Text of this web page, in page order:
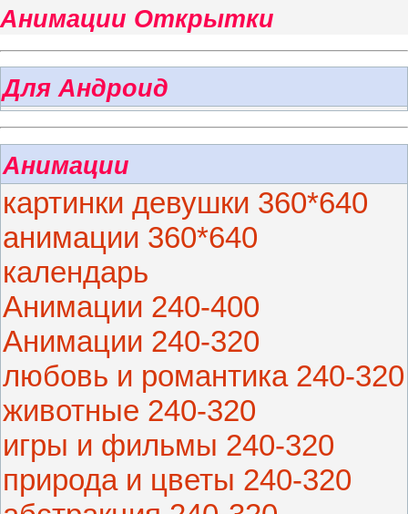
Анимации Открытки
Для Андроид
Анимации
картинки девушки 360*640
анимации 360*640
календарь
Анимации 240-400
Анимации 240-320
любовь и романтика 240-320
животные 240-320
игры и фильмы 240-320
природа и цветы 240-320